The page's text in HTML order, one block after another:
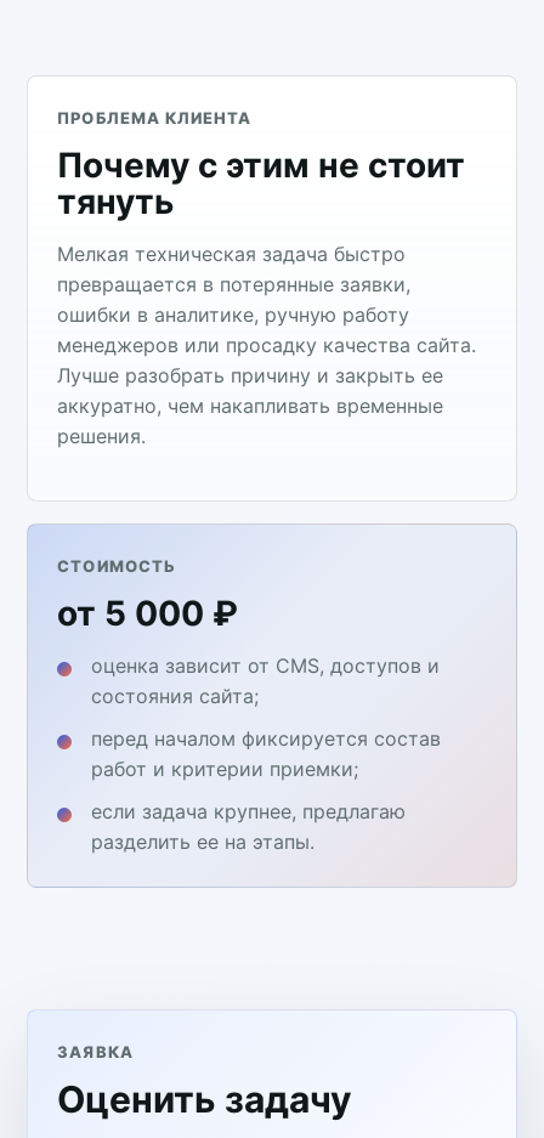
ПРОБЛЕМА КЛИЕНТА
Почему с этим не стоит
тянуть
Мелкая техническая задача быстро
превращается в потерянные заявки,
ошибки в аналитике, ручную работу
менеджеров или просадку качества сайта.
Лучше разобрать причину и закрыть ее
аккуратно, чем накапливать временные
решения.
СТОИМОСТЬ
от 5 000 ₽
оценка зависит от CMS, доступов и
состояния сайта;
перед началом фиксируется состав
работ и критерии приемки;
если задача крупнее, предлагаю
разделить ее на этапы.
ЗАЯВКА
Оценить задачу